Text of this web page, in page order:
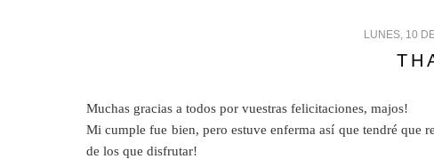
LUNES, 10
Muchas gracias a todos por vuestras felicitaciones, majos!
Mi cumple fue bien, pero estuve enferma así que tendré que
de los que disfrutar!